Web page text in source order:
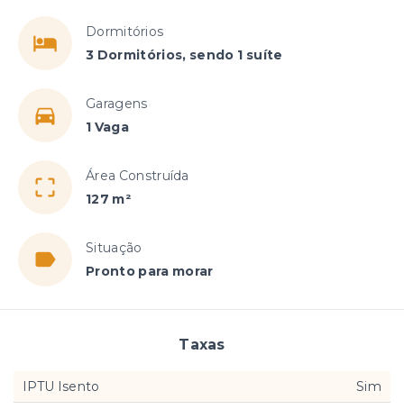
Dormitórios
3 Dormitórios, sendo 1 suíte
Garagens
1 Vaga
Área Construída
127 m²
Situação
Pronto para morar
Taxas
IPTU Isento
Sim